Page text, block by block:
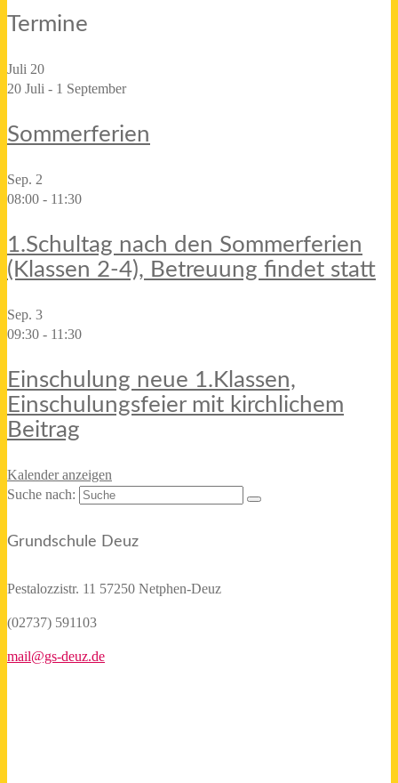
Termine
Juli 20
20 Juli - 1 September
Sommerferien
Sep. 2
08:00 - 11:30
1.Schultag nach den Sommerferien
(Klassen 2-4), Betreuung findet statt
Sep. 3
09:30 - 11:30
Einschulung neue 1.Klassen,
Einschulungsfeier mit kirchlichem
Beitrag
Kalender anzeigen
Suche nach:
Grundschule Deuz
Pestalozzistr. 11 57250 Netphen-Deuz
(02737) 591103
mail@gs-deuz.de